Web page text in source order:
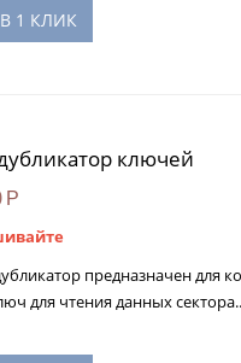
1 КЛИК
ключей
Р
предназначен для
для чтения данных